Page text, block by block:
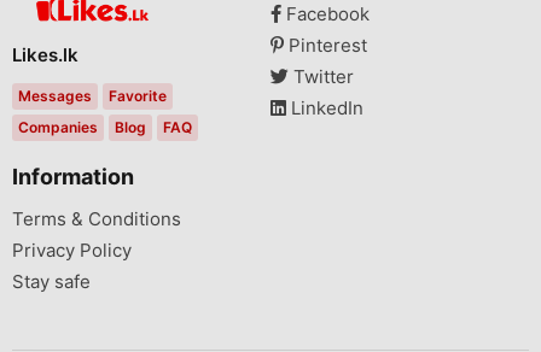
Likes.lk
Messages
Favorite
Companies
Blog FAQ
Facebook
Pinterest
Twitter
LinkedIn
Information
Terms & Conditions
Privacy Policy
Stay safe